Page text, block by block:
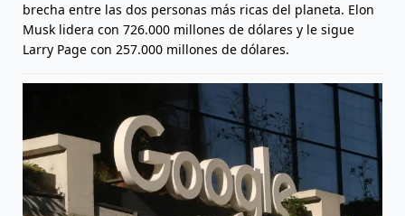
brecha entre las dos personas más ricas del planeta. Elon
Musk lidera con 726.000 millones de dólares y le sigue
Larry Page con 257.000 millones de dólares.